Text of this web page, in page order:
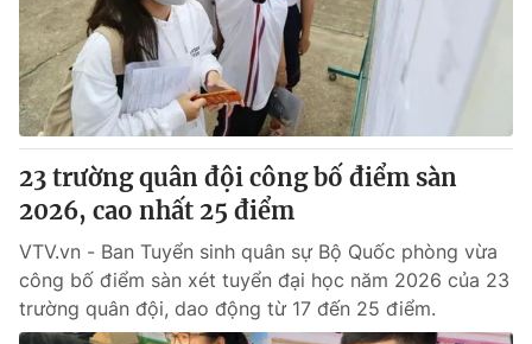
Sản phẩm
Thị trường
Tư vấn
Lịch phát sóng
Chuyên mục khác
Emagazine Podcast
Photo Infographic
Video Shorts video
23 trường quân đội công bố điểm sàn
2026, cao nhất 25 điểm
VTV.vn - Ban Tuyển sinh quân sự Bộ Quốc phòng vừa
công bố điểm sàn xét tuyển đại học năm 2026 của 23
trường quân đội, dao động từ 17 đến 25 điểm.